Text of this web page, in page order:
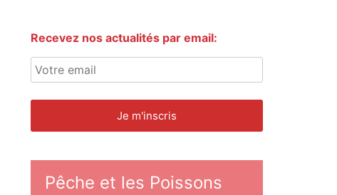
Recevez nos actualités par email:
Pêche et les Poissons